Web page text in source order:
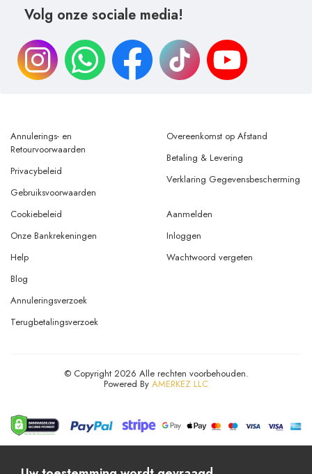
Volg onze sociale media!
Annulerings- en
Retourvoorwaarden
Privacybeleid
Gebruiksvoorwaarden
Overeenkomst op Afstand
Betaling & Levering
Verklaring Gegevensbescherming
Cookiebeleid
Onze Bankrekeningen
Help
Aanmelden
Inloggen
Wachtwoord vergeten
Blog
Annuleringsverzoek
Terugbetalingsverzoek
© Copyright 2026 Alle rechten voorbehouden.
Powered By AMERKEZ LLC